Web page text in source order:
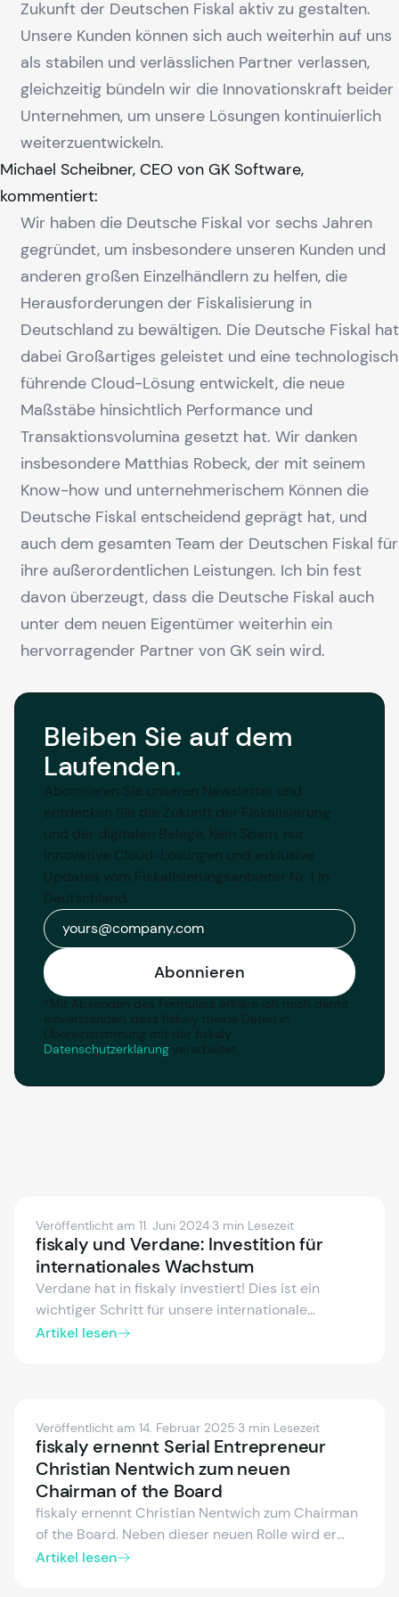
Zukunft der Deutschen Fiskal aktiv zu gestalten.
Unsere Kunden können sich auch weiterhin auf uns
als stabilen und verlässlichen Partner verlassen,
gleichzeitig bündeln wir die Innovationskraft beider
Unternehmen, um unsere Lösungen kontinuierlich
weiterzuentwickeln.
Michael Scheibner, CEO von GK Software,
kommentiert:
Wir haben die Deutsche Fiskal vor sechs Jahren
gegründet, um insbesondere unseren Kunden und
anderen großen Einzelhändlern zu helfen, die
Herausforderungen der Fiskalisierung in
Deutschland zu bewältigen. Die Deutsche Fiskal hat
dabei Großartiges geleistet und eine technologisch
führende Cloud-Lösung entwickelt, die neue
Maßstäbe hinsichtlich Performance und
Transaktionsvolumina gesetzt hat. Wir danken
insbesondere Matthias Robeck, der mit seinem
Know-how und unternehmerischem Können die
Deutsche Fiskal entscheidend geprägt hat, und
auch dem gesamten Team der Deutschen Fiskal für
ihre außerordentlichen Leistungen. Ich bin fest
davon überzeugt, dass die Deutsche Fiskal auch
unter dem neuen Eigentümer weiterhin ein
hervorragender Partner von GK sein wird.
Bleiben Sie auf dem
Laufenden.
Abonnieren Sie unseren Newsletter und
entdecken Sie die Zukunft der Fiskalisierung
und der digitalen Belege. Kein Spam, nur
innovative Cloud-Lösungen und exklusive
Updates vom Fiskalisierungsanbieter Nr. 1 in
Deutschland.
E-Mail
Abonnieren
* Mit Absenden des Formulars erkläre ich mich damit
einverstanden, dass fiskaly meine Daten in
Übereinstimmung mit der fiskaly
Datenschutzerklärung verarbeitet.
Veröffentlicht am 11. Juni 2024·3 min Lesezeit
fiskaly und Verdane: Investition für
internationales Wachstum
Verdane hat in fiskaly investiert! Dies ist ein
wichtiger Schritt für unsere internationale
Expansion, der unsere Präsenz in Deutschland,
unsere Pläne.
Artikel lesen
Veröffentlicht am 14. Februar 2025·3 min Lesezeit
fiskaly ernennt Serial Entrepreneur
Christian Nentwich zum neuen
Chairman of the Board
fiskaly ernennt Christian Nentwich zum Chairman
of the Board. Neben dieser neuen Rolle wird er
auch in das Unternehmen investieren. Dies ist ein
Artikel lesen